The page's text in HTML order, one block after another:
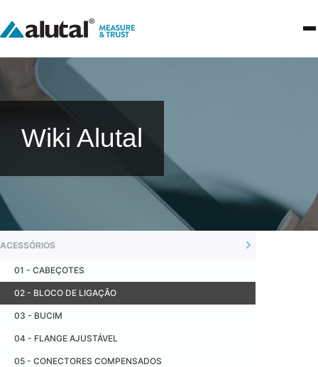
Wiki Alutal
ACESSÓRIOS
01 - CABEÇOTES
02 - BLOCO DE LIGAÇÃO
03 - BUCIM
04 - FLANGE AJUSTÁVEL
05 - CONECTORES COMPENSADOS